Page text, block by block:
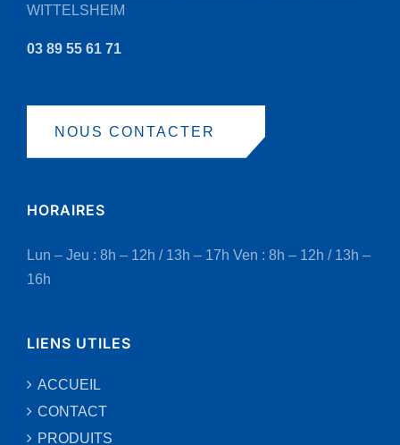
WITTELSHEIM
03 89 55 61 71
NOUS CONTACTER
HORAIRES
Lun – Jeu : 8h – 12h / 13h – 17h Ven : 8h – 12h / 13h –
16h
LIENS UTILES
ACCUEIL
CONTACT
PRODUITS